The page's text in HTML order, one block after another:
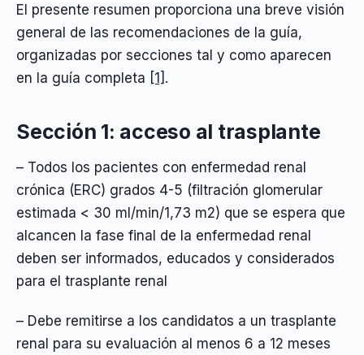
El presente resumen proporciona una breve visión
general de las recomendaciones de la guía,
organizadas por secciones tal y como aparecen
en la guía completa [1] .
Sección 1: acceso al trasplante
– Todos los pacientes con enfermedad renal
crónica (ERC) grados 4-5 (filtración glomerular
estimada < 30 ml/min/1,73 m2) que se espera que
alcancen la fase final de la enfermedad renal
deben ser informados, educados y considerados
para el trasplante renal
– Debe remitirse a los candidatos a un trasplante
renal para su evaluación al menos 6 a 12 meses